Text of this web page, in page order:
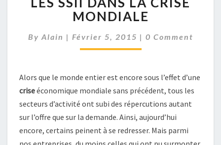
DANS
LA
CRISE
MONDIALE
By Alain | Février 5, 2015 | Comments
0 Comment
Alors que le monde entier est encore sous l’effet d’une
criseéconomique mondiale sans précédent, tous les
secteurs d’activité ont subi des répercutions autant
sur l’offre que sur la demande. Ainsi, aujourd’hui
encore, certains peinent à se redresser. Mais parmi